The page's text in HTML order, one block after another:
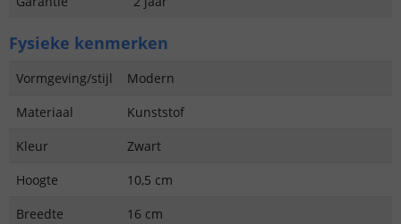
Fysieke kenmerken
Vormgeving/stijl
Modern
Materiaal
Kunststof
Kleur
Zwart
Hoogte
10,5 cm
Breedte
16 cm